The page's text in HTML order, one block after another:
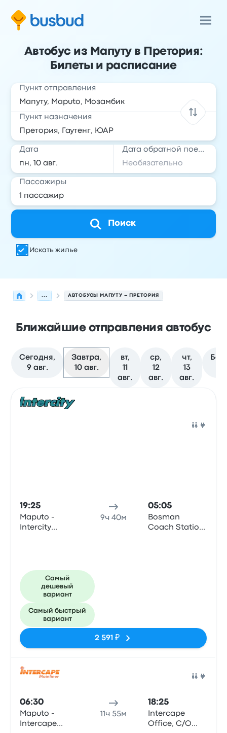
Автобус из Мапуту в Претория:
Билеты и расписание
Пункт отправления
Пункт назначения
Дата Дата обратной поездки
Пассажиры
Поиск
Искать жилье
... АВТОБУСЫ МАПУТУ – ПРЕТОРИЯ
Ближайшие отправления автобус
Сегодня,
9 авг.
Завтра,
10 авг.
вт,
11
авг.
ср,
12
авг.
чт,
13
авг.
19:25
Maputo -
Intercity
9ч 40м
05:05
Bosman
Coach Station
Самый
дешевый
вариант
Самый быстрый
вариант
2 591 ₽
06:30
Maputo -
Intercape
11ч 55м
18:25
Intercape
Office, C/O